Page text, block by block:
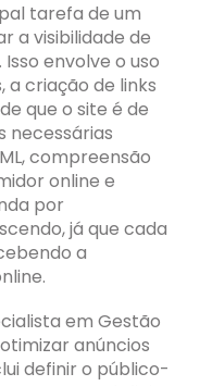
tarefa de um
a visibilidade de
envolve o uso
criação de links
que o site é de
necessárias
compreensão
online e
por
já que cada
a
em Gestão
anúncios
definir o público-